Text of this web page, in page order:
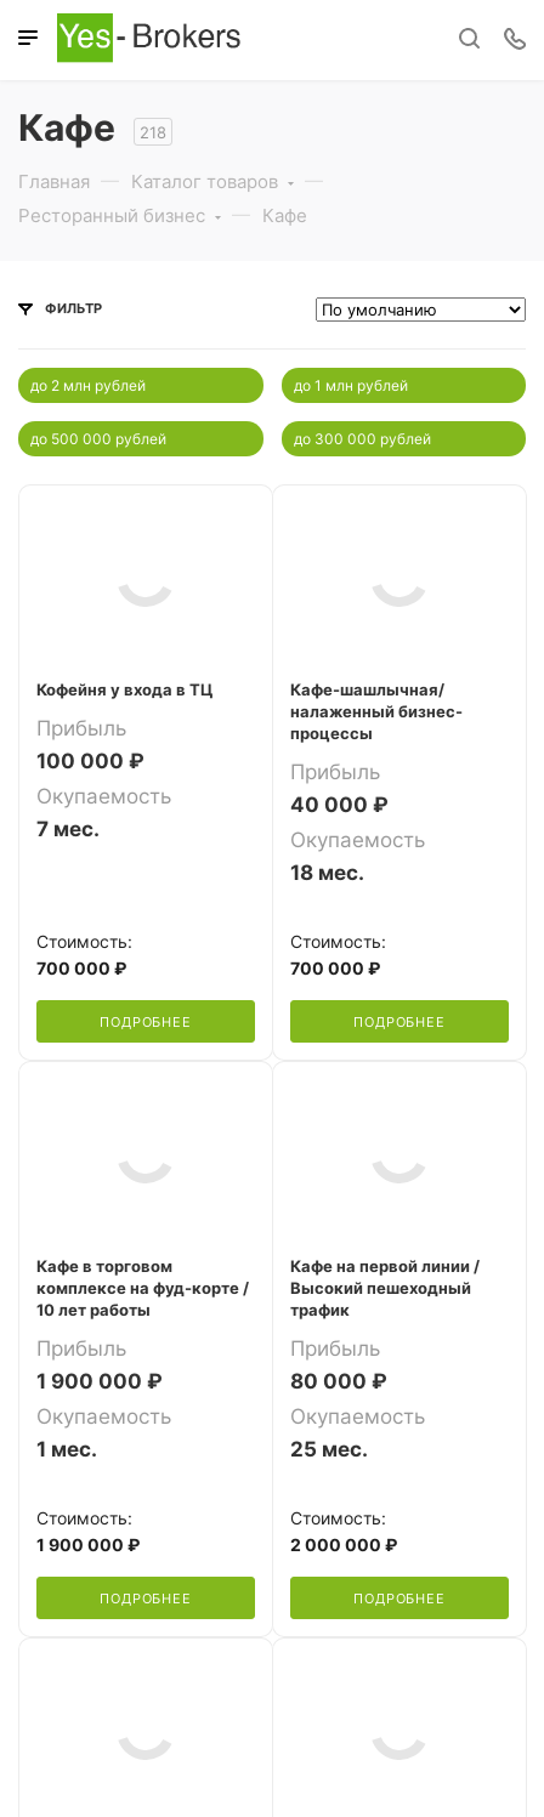
Кафе 218
Главная
Каталог товаров
Ресторанный бизнес
Кафе
ФИЛЬТР
до 2 млн рублей до 1 млн рублей
до 500 000 рублей до 300 000 рублей
Кофейня у входа в ТЦ
Прибыль
100 000 ₽
Окупаемость
7 мес.
Стоимость:
700 000 ₽
ПОДРОБНЕЕ
Кафе-шашлычная/
налаженный бизнес-
процессы
Прибыль
40 000 ₽
Окупаемость
18 мес.
Стоимость:
700 000 ₽
ПОДРОБНЕЕ
Кафе в торговом
комплексе на фуд-корте /
10 лет работы
Прибыль
1 900 000 ₽
Окупаемость
1 мес.
Стоимость:
1 900 000 ₽
ПОДРОБНЕЕ
Кафе на первой линии /
Высокий пешеходный
трафик
Прибыль
80 000 ₽
Окупаемость
25 мес.
Стоимость:
2 000 000 ₽
ПОДРОБНЕЕ